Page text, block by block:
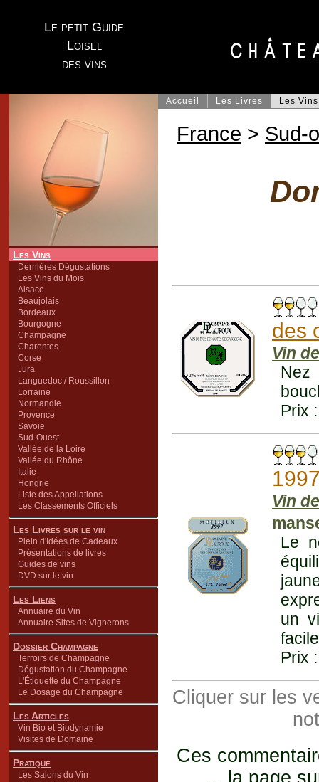
Le petit Guide
Loisel
des vins
Les Vins
Dernières Dégustations
Les Vins du Mois
Alsace
Beaujolais
Bordeaux
Bourgogne
Champagne
Charentes
Corse
Jura
Languedoc / Roussillon
Lorraine
Normandie
Provence
Savoie
Sud-Ouest
Vallée de la Loire
Vallée du Rhône
Italie
Hongrie
Liste des Appellations
Les Classements Officiels
Les Livres sur le vin
Plein d'Idées de Cadeaux
Présentations de livres
Guides de vins
DVD sur le vin
Les Liens
Annuaire du Vin
Annuaire Sites de Vignerons
Dossier Champagne
Terroirs de Champagne
Dégustation du Champagne
L'Étiquette du Champagne
Le Dosage du Champagne
Les Articles
Vin Bio et Biodynamie
Visites de Domaine
Pratique
Les Salons du Vin
Accueil Les Livres Les Vins
France > Sud-
des
Vin
Prix
Vin
Le
un
Prix
Cliquer sur les
Ces